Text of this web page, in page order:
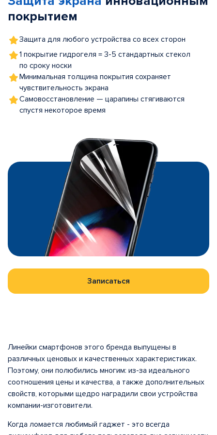
покрытием
Защита для любого устройства со всех сторон
1 покрытие гидрогеля = 3-5 стандартных стекол
по сроку носки
Минимальная толщина покрытия сохраняет
чувствительность экрана
Самовосстановление — царапины стягиваются
спустя некоторое время
Записаться
Линейки смартфонов этого бренда выпущены в
различных ценовых и качественных характеристиках.
Поэтому, они полюбились многим: из-за идеального
соотношения цены и качества, а также дополнительных
свойств, которыми щедро наградили свои устройства
компании-изготовители.
Когда ломается любимый гаджет - это всегда